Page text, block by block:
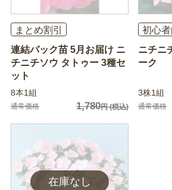
まとめ割引
連結パック苗 5月お届け ニ
チニチソウ タトゥー 3種セ
ット
8本1組
通常価格 1,780円(税込)
初心者
ニチニ
ーク
3株1組
通常価格